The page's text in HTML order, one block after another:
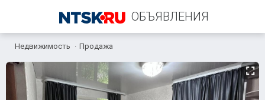
ОБЪЯВЛЕНИЯ
+7 (905) 848-26-29
Недвижимость Продажа